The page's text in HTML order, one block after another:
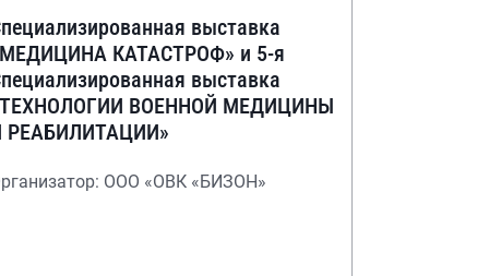
выставка
КАТАСТРОФ» и 5-я
выставка
ВОЕННОЙ МЕДИЦИНЫ
РЕАБИЛИТАЦИИ»
ООО «ОВК «БИЗОН»